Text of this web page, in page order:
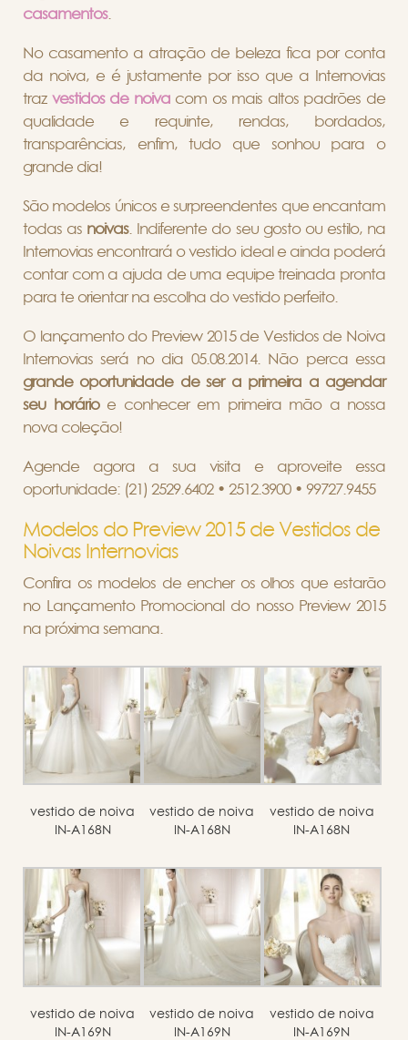
casamentos.
No casamento a atração de beleza fica por conta
da noiva, e é justamente por isso que a Internovias
traz vestidos de noivacom os mais altos padrões de
qualidade e requinte, rendas, bordados,
transparências, enfim, tudo que sonhou para o
grande dia!
São modelos únicos e surpreendentes que encantam
todas as noivas. Indiferente do seu gosto ou estilo, na
Internovias encontrará o vestido ideal e ainda poderá
contar com a ajuda de uma equipe treinada pronta
para te orientar na escolha do vestido perfeito.
O lançamento do Preview 2015 de Vestidos de Noiva
Internovias será no dia 05.08.2014. Não perca essa
grande oportunidade de ser a primeira a agendar
seu horárioe conhecer em primeira mão a nossa
nova coleção!
Agende agora a sua visita e aproveite essa
oportunidade: (21) 2529.6402 • 2512.3900 • 99727.9455
Modelos do Preview 2015 de Vestidos de
Noivas Internovias
Confira os modelos de encher os olhos que estarão
no Lançamento Promocional do nosso Preview 2015
na próxima semana.
vestido de noiva
IN-A168N
vestido de noiva
IN-A168N
vestido de noiva
IN-A168N
vestido de noiva
IN-A169N
vestido de noiva
IN-A169N
vestido de noiva
IN-A169N